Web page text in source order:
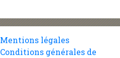
Mentions légales
Conditions générales de